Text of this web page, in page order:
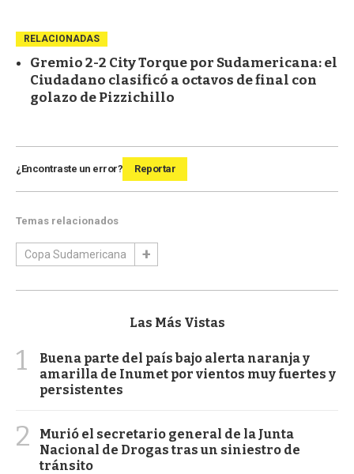
RELACIONADAS
Gremio 2-2 City Torque por Sudamericana: el
Ciudadano clasificó a octavos de final con
golazo de Pizzichillo
¿Encontraste un error? Reportar
Temas relacionados
Copa Sudamericana
Las Más Vistas
1
Buena parte del país bajo alerta naranja y
amarilla de Inumet por vientos muy fuertes y
persistentes
2
Murió el secretario general de la Junta
Nacional de Drogas tras un siniestro de
tránsito